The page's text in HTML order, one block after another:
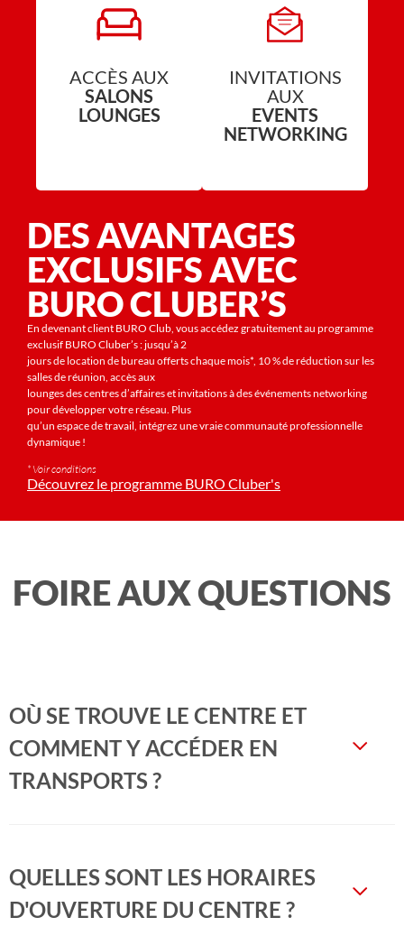
ACCÈS AUX
SALONS
LOUNGES
INVITATIONS
AUX
EVENTS
NETWORKING
DES AVANTAGES
EXCLUSIFS AVEC
BURO CLUBER’S
En devenant client BURO Club, vous accédez gratuitement au programme
exclusif BURO Cluber’s : jusqu’à 2
jours de location de bureau offerts chaque mois*, 10 % de réduction sur les
salles de réunion, accès aux
lounges des centres d’affaires et invitations à des événements networking
pour développer votre réseau. Plus
qu’un espace de travail, intégrez une vraie communauté professionnelle
dynamique !
* Voir conditions
Découvrez le programme BURO Cluber's
FOIRE AUX QUESTIONS
OÙ SE TROUVE LE CENTRE ET
COMMENT Y ACCÉDER EN
TRANSPORTS ?
QUELLES SONT LES HORAIRES
D'OUVERTURE DU CENTRE ?